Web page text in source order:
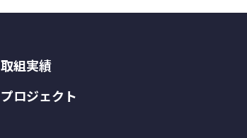
取組実績
プロジェクト